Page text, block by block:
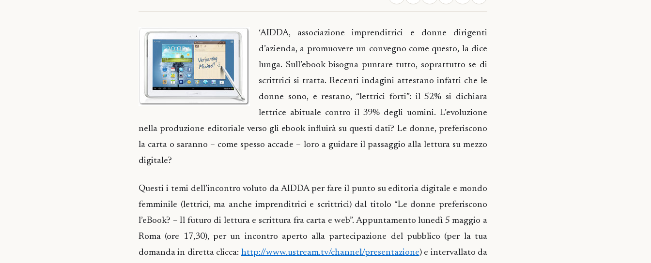
‘AIDDA, associazione imprenditrici e donne dirigenti
d’azienda, a promuovere un convegno come questo, la dice
lunga. Sull’ebook bisogna puntare tutto, soprattutto se di
scrittrici si tratta. Recenti indagini attestano infatti che le
donne sono, e restano, “lettrici forti”: il 52% si dichiara
lettrice abituale contro il 39% degli uomini. L’evoluzione
nella produzione editoriale verso gli ebook influirà su questi dati? Le donne, preferiscono
la carta o saranno – come spesso accade – loro a guidare il passaggio alla lettura su mezzo
digitale?
Questi i temi dell’incontro voluto da AIDDA per fare il punto su editoria digitale e mondo
femminile (lettrici, ma anche imprenditrici e scrittrici) dal titolo “Le donne preferiscono
l’eBook? – Il futuro di lettura e scrittura fra carta e web”. Appuntamento lunedì 5 maggio a
Roma (ore 17,30), per un incontro aperto alla partecipazione del pubblico (per la tua
domanda in diretta clicca: http://www.ustream.tv/channel/presentazione) e intervallato da